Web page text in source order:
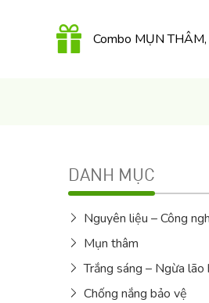
Combo MỤN
DANH MỤC
Nguyên liệu – Công
Mụn thâm
Trắng sáng – Ngừa lão
Chống nắng bảo vệ